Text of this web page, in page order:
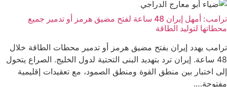
ترامب: أمهل إيران 48 ساعة لفتح مضيق هرمز أو تدمير جميع
محطاتها لتوليد الطاقة
ترامب يهدد إيران بفتح مضيق هرمز أو تدمير محطات الطاقة خلال
48 ساعة. إيران ترد بتهديد البنى التحتية لدول الخليج. الصراع يتحول
إلى اختبار بين منطق القوة ومنطق الصمود، مع تعقيدات إقليمية
مفتوحة….